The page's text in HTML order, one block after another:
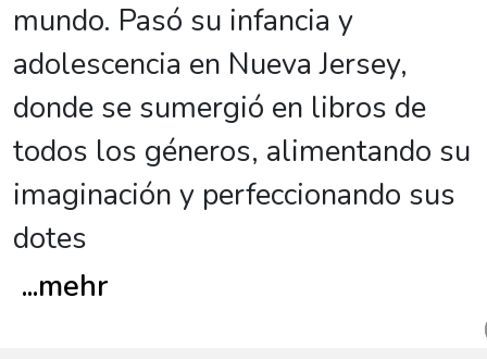
mundo. Pasó su infancia y
adolescencia en Nueva Jersey,
donde se sumergió en libros de
todos los géneros, alimentando su
imaginación y perfeccionando sus
dotes
...mehr